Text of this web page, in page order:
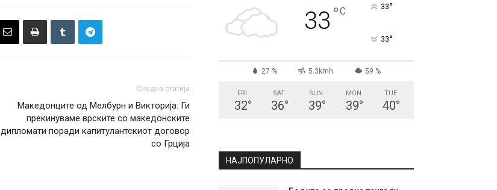
Следна статија
Maкедонците од Мелбурн и Викторија: Ги
прекинуваме врските со македонските
дипломати поради капитулантскиот договор
со Грција
33 °C 33°
33°
27 % 5.3kmh 59 %
FRI
32°
SAT
36°
SUN
39°
MON
39°
TUE
40°
НАЈПОПУЛАРНО